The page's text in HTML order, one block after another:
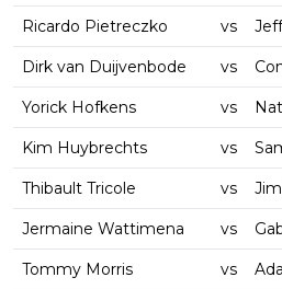
Ricardo Pietreczko vs
Dirk van Duijvenbode vs
Yorick Hofkens vs
Kim Huybrechts vs
Thibault Tricole vs
Jermaine Wattimena vs
Tommy Morris vs